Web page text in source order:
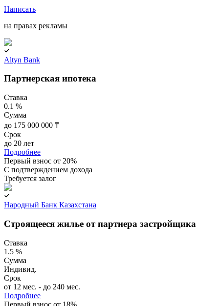
Написать
на правах рекламы
Altyn Bank
Партнерская ипотека
Ставка
0.1 %
Сумма
до 175 000 000 ₸
Срок
до 20 лет
Подробнее
Первый взнос от 20%
C подтверждением дохода
Требуется залог
Народный Банк Казахстана
Строящееся жилье от партнера застройщика
Ставка
1.5 %
Сумма
Индивид.
Срок
от 12 мес. - до 240 мес.
Подробнее
Первый взнос от 18%